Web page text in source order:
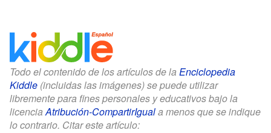
Todo el contenido de los artículos de la Enciclopedia
Kiddle (incluidas las imágenes) se puede utilizar
libremente para fines personales y educativos bajo la
licenciaAtribución-CompartirIguala menos que se indique
lo contrario. Citar este artículo: